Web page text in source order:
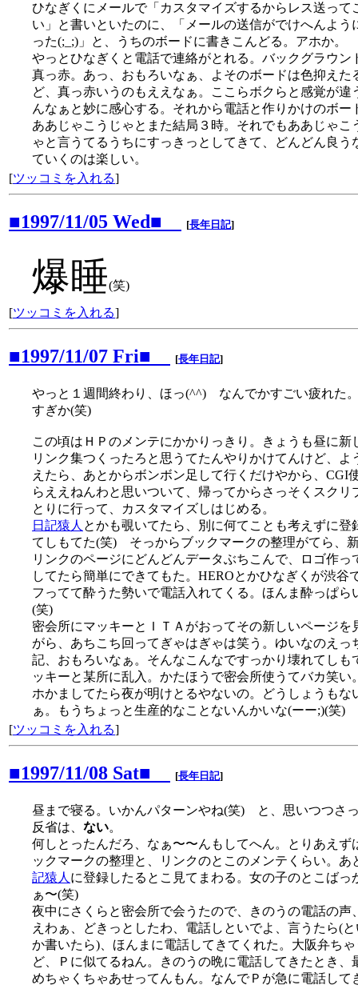
ひなぎくにメールで「カスタマイズするからレス送って
い」と書いといたのに、「メールの送信がでけへんよう
った(;_;)」と、うちのボードに書きこんどる。アホか。
やっとひなぎくと電話で連絡がとれる。バックグラウン
真っ赤。あっ、おもろいなぁ、よそのボードは色抑えた
ど、真っ赤いうのもええなぁ。ここらボクらと感覚が違
んなぁと妙に感心する。それから電話と作りかけのボー
ああじゃこうじゃとまた結局３時。それでもああじゃこ
ゃと言うてるうちにすっきっとしてきて、どんどん良う
ていくのは楽しい。
[ツッコミを入れる]
■1997/11/05 Wed■ [長年日記]
爆睡(笑)
[ツッコミを入れる]
■1997/11/07 Fri■ [長年日記]
やっと１週間終わり、ほっ(^^) なんでかすごい疲れた
すぎか(笑)
この頃はＨＰのメンテにかかりっきり。きょうも昼に新
リンク集つくったろと思うてたんやりかけてんけど、よ
えたら、あとからボンボン足して行くだけやから、CGI
らええねんわと思いついて、帰ってからさっそくスクリ
とりに行って、カスタマイズしはじめる。
日記猿人 とかも覗いてたら、別に何てことも考えずに登
てしもてた(笑) そっからブックマークの整理がてら、
リンクのページにどんどんデータぶちこんで、ロゴ作っ
してたら簡単にできてもた。HEROとかひなぎくが渋谷
フってて酔うた勢いで電話入れてくる。ほんま酔っぱら
(笑)
密会所にマッキーとＩＴＡがおってその新しいページを
がら、あちこち回ってぎゃはぎゃは笑う。ゆいなのえっ
記、おもろいなぁ。そんなこんなですっかり壊れてしも
ッキーと某所に乱入。かたほうで密会所使うてバカ笑い
ホかましてたら夜が明けとるやないの。どうしょうもな
ぁ。もうちょっと生産的なことないんかいな(ーー;)(笑)
[ツッコミを入れる]
■1997/11/08 Sat■ [長年日記]
昼まで寝る。いかんパターンやね(笑) と、思いつつさ
反省は、 ない。
何しとったんだろ、なぁ〜〜んもしてへん。とりあえず
ックマークの整理と、リンクのとこのメンテくらい。あ
記猿人 に登録したるとこ見てまわる。女の子のとこばっ
ぁ〜(笑)
夜中にさくらと密会所で会うたので、きのうの電話の声
えわぁ、どきっとしたわ、電話しといでよ、言うたら(
か書いたら)、ほんまに電話してきてくれた。大阪弁ち
ど、Ｐに似てるねん。きのうの晩に電話してきたとき、
めちゃくちゃあせってんもん。なんでＰが急に電話して